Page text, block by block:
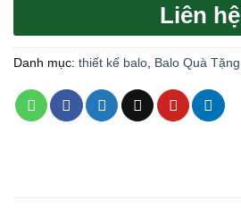
Liên hệ
Danh mục: thiết kế balo Balo Quà Tặng